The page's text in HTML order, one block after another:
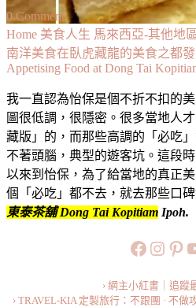
0 Commenton
【怡
保】
東
泰
茶
舖：
憑
著
南
洋
美
虎
Home 美食人生 馬來西亞-其他地區
南洋美食在臥虎藏龍的美食之都發
Appetising Food at Dong Tai
我一直認為怡保是個不折不扣的
圖很低調，很隱密。很多當地人
藏版」的，而那些高調的「必吃
不著頭腦，典型的遊客坑。這段
以來到怡保，為了給當地的真正
個「必吃」都不去，就去那些口
東泰茶舖 Dong Tai Kopitiam Ipoh.
https:// 旅行
› 網主小紅書｜追蹤
› TRAVEL-KIA 定製旅行：不跟團 · 不